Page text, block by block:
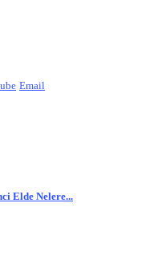
Email
Elde Nelere...